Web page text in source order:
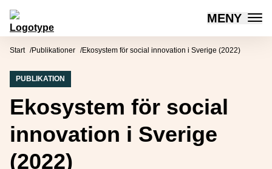
Hoppa till innehåll
Mötesplatsen Social Innovation MENY
Start Publikationer Ekosystem för social innovation i Sverige (2022)
PUBLIKATION
Ekosystem för social
innovation i Sverige
(2022)